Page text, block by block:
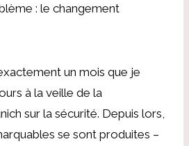
: le changement
un mois que je
à la veille de la
sur la sécurité. Depuis lors,
se sont produites –